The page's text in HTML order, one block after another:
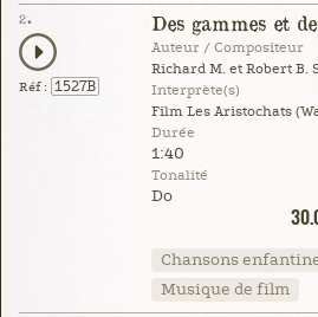
2.
Réf : 1527B
Des gammes et
Auteur / Compositeur
Richard M. et Robert B.
Interprète(s)
Film Les Aristochats
Durée
1:40
Tonalité
Do
Chansons
Musique de film